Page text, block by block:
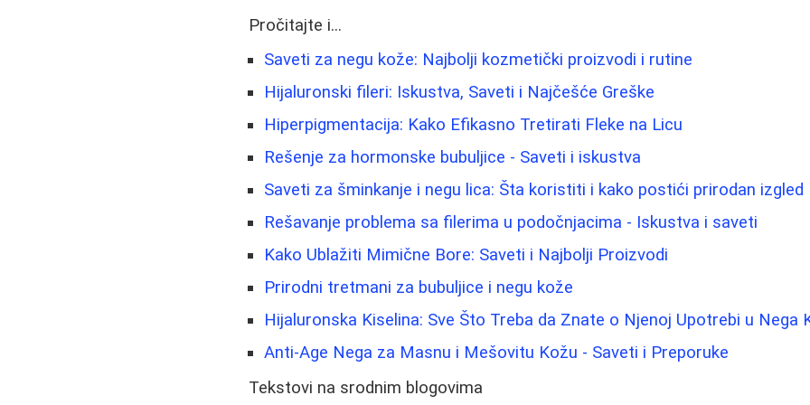
Pročitajte i...
Saveti za negu kože: Najbolji kozmetički proizvodi i rutine
Hijaluronski fileri: Iskustva, Saveti i Najčešće Greške
Hiperpigmentacija: Kako Efikasno Tretirati Fleke na Licu
Rešenje za hormonske bubuljice - Saveti i iskustva
Saveti za šminkanje i negu lica: Šta koristiti i kako postići prirodan izgled
Rešavanje problema sa filerima u podočnjacima - Iskustva i saveti
Kako Ublažiti Mimične Bore: Saveti i Najbolji Proizvodi
Prirodni tretmani za bubuljice i negu kože
Hijaluronska Kiselina: Sve Što Treba da Znate o Njenoj Upotrebi u Nega
Anti-Age Nega za Masnu i Mešovitu Kožu - Saveti i Preporuke
Tekstovi na srodnim blogovima